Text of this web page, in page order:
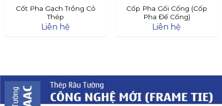
Cốt Pha Gạch Trồng Cỏ
Thép
Liên hệ
Cốp Pha Gối Cống (Cốp
Pha Đế Cống)
Liên hệ